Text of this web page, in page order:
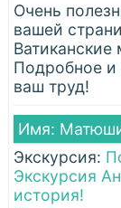
Очень
вашей
Ватиканские
Подробное и
ваш труд!
Имя:
Экскурсия:
Экскурсия
история!